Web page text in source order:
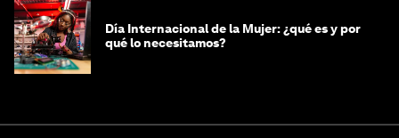
Día Internacional de la Mujer: ¿qué es y por
qué lo necesitamos?